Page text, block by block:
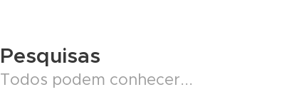
Pesquisas
Todos podem conhecer...